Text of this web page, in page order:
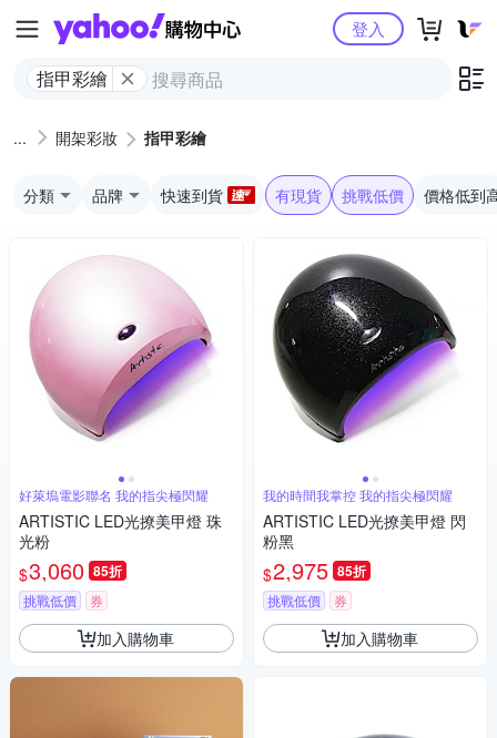
Yahoo購物中心
指甲彩繪
登入
開架彩妝 指甲彩繪
分類 品牌 快速到貨 有現貨 挑戰低價 價格低到
好萊塢電影聯名 我的指尖極閃耀
ARTISTIC LED光撩美甲燈 珠
光粉
$3,060 85折
挑戰低價 券
加入購物車
我的時間我掌控 我的指尖極閃耀
ARTISTIC LED光撩美甲燈 閃
粉黑
$2,975 85折
挑戰低價 券
加入購物車